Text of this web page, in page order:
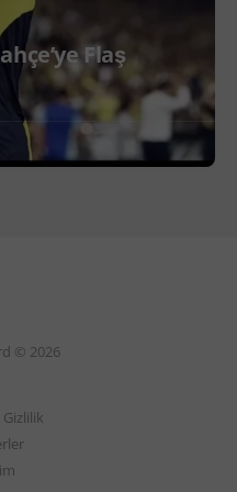
Flaş
© 2026